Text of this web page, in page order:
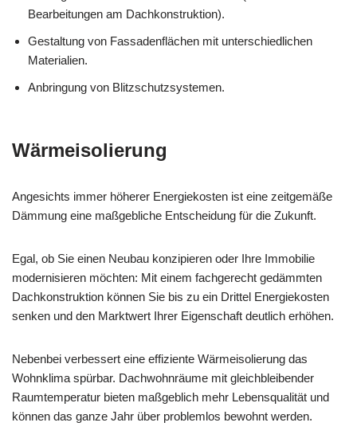
Bearbeitungen am Dachkonstruktion).
Gestaltung von Fassadenflächen mit unterschiedlichen
Materialien.
Anbringung von Blitzschutzsystemen.
Wärmeisolierung
Angesichts immer höherer Energiekosten ist eine zeitgemäße
Dämmung eine maßgebliche Entscheidung für die Zukunft.
Egal, ob Sie einen Neubau konzipieren oder Ihre Immobilie
modernisieren möchten: Mit einem fachgerecht gedämmten
Dachkonstruktion können Sie bis zu ein Drittel Energiekosten
senken und den Marktwert Ihrer Eigenschaft deutlich erhöhen.
Nebenbei verbessert eine effiziente Wärmeisolierung das
Wohnklima spürbar. Dachwohnräume mit gleichbleibender
Raumtemperatur bieten maßgeblich mehr Lebensqualität und
können das ganze Jahr über problemlos bewohnt werden.